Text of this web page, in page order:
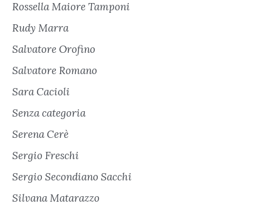
Rossella Maiore Tamponi
Rudy Marra
Salvatore Orofino
Salvatore Romano
Sara Cacioli
Senza categoria
Serena Cerè
Sergio Freschi
Sergio Secondiano Sacchi
Silvana Matarazzo